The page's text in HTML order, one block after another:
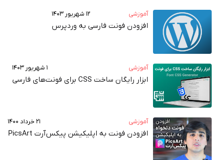
آموزشی ۱۲ شهریور ۱۴۰۳
افزودن فونت فارسی به وردپرس
آموزشی ۱ شهریور ۱۴۰۳
ابزار رایگان ساخت CSS برای فونت‌های فارسی
آموزشی ۲۱ خرداد ۱۴۰۰
افزودن فونت به اپلیکیشن پیکس‌آرت PicsArt